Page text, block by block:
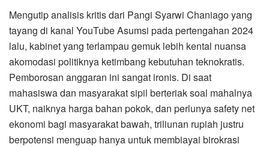
​Mengutip analisis kritis dari Pangi Syarwi Chaniago yang
tayang di kanal YouTube Asumsi pada pertengahan 2024
lalu, kabinet yang terlampau gemuk lebih kental nuansa
akomodasi politiknya ketimbang kebutuhan teknokratis.
Pemborosan anggaran ini sangat ironis. Di saat
mahasiswa dan masyarakat sipil berteriak soal mahalnya
UKT, naiknya harga bahan pokok, dan perlunya safety net
ekonomi bagi masyarakat bawah, triliunan rupiah justru
berpotensi menguap hanya untuk membiayai birokrasi